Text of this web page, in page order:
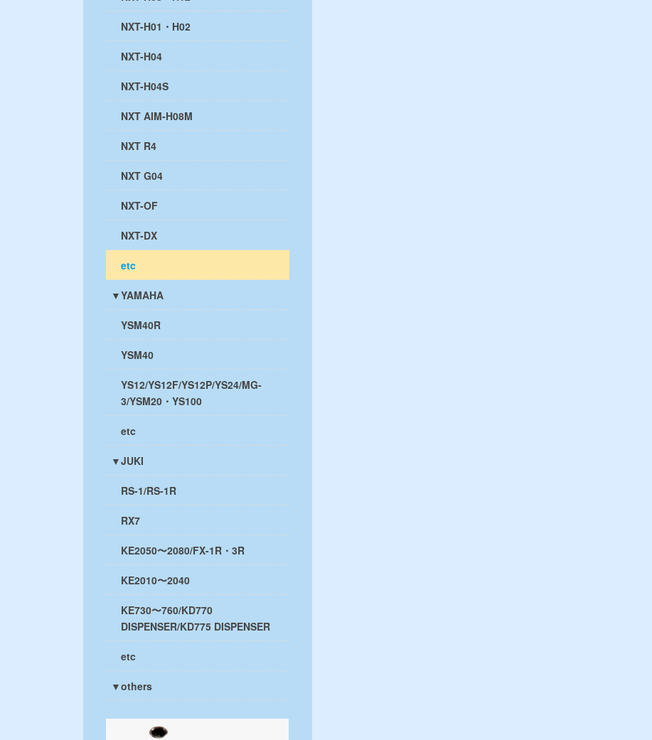
NXT-H01・H02
NXT-H04
NXT-H04S
NXT AIM-H08M
NXT R4
NXT G04
NXT-OF
NXT-DX
etc
▼YAMAHA
YSM40R
YSM40
YS12/YS12F/YS12P/YS24/MG-
3/YSM20・YS100
etc
▼JUKI
RS-1/RS-1R
RX7
KE2050〜2080/FX-1R・3R
KE2010〜2040
KE730〜760/KD770
DISPENSER/KD775 DISPENSER
etc
▼others